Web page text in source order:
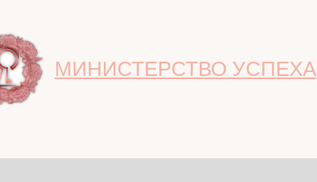
МИНИСТЕРСТВО УСПЕХА